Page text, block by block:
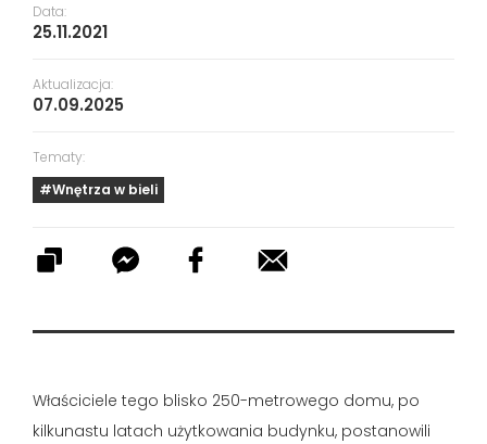
Właściciele tego blisko 250-metrowego domu, po
kilkunastu latach użytkowania budynku, postanowili
Data:
25.11.2021
Aktualizacja:
07.09.2025
Tematy:
#Wnętrza w bieli